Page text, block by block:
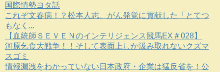
国際情勢ヨタ話
これぞ文春病！？松本人志、がん発覚に貢献した「とてつ
もなく...
【血統師ＳＥＶＥＮのインテリジェンス競馬EX＃028】
河原乞食大戦争！！そして表面上しか汲み取れないクズマ
スゴミ
情報漏洩をわかっていない日本政府・企業は猛反省を！公